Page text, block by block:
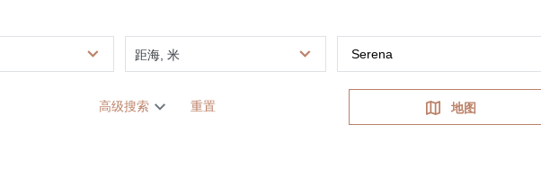
距海, 米
高级搜索 重置 地图